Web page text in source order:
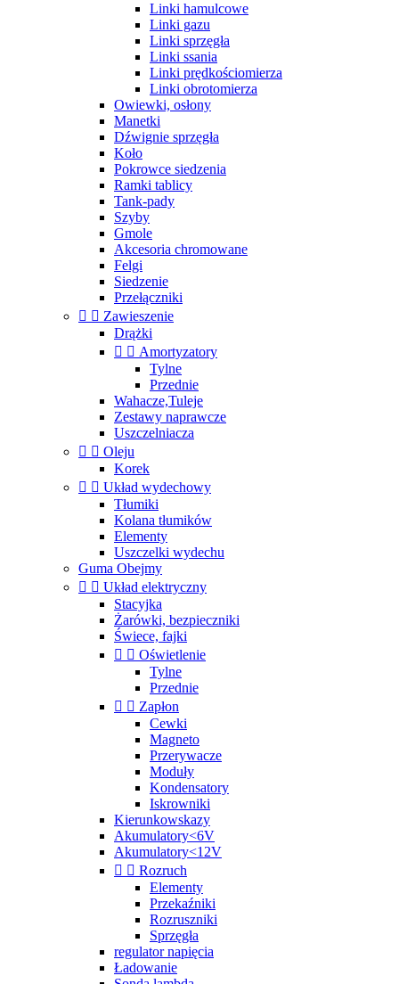
Linki hamulcowe
Linki gazu
Linki sprzęgła
Linki ssania
Linki prędkościomierza
Linki obrotomierza
Owiewki, osłony
Manetki
Dźwignie sprzęgła
Koło
Pokrowce siedzenia
Ramki tablicy
Tank-pady
Szyby
Gmole
Akcesoria chromowane
Felgi
Siedzenie
Przełączniki
  Zawieszenie
Drążki
  Amortyzatory
Tylne
Przednie
Wahacze,Tuleje
Zestawy naprawcze
Uszczelniacza
  Oleju
Korek
  Układ wydechowy
Tłumiki
Kolana tłumików
Elementy
Uszczelki wydechu
Guma Obejmy
  Układ elektryczny
Stacyjka
Żarówki, bezpieczniki
Świece, fajki
  Oświetlenie
Tylne
Przednie
  Zapłon
Cewki
Magneto
Przerywacze
Moduły
Kondensatory
Iskrowniki
Kierunkowskazy
Akumulatory<6V
Akumulatory<12V
  Rozruch
Elementy
Przekaźniki
Rozruszniki
Sprzęgła
regulator napięcia
Ładowanie